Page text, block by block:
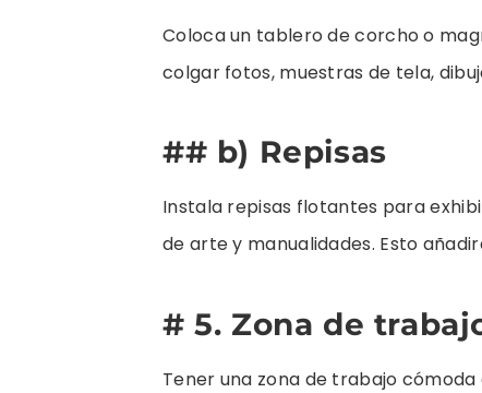
Coloca un tablero de corcho o
colgar fotos, muestras de tela,
## b) Repisas
Instala repisas flotantes para
de arte y manualidades. Esto
# 5. Zona de
Tener una zona de trabajo cómoda